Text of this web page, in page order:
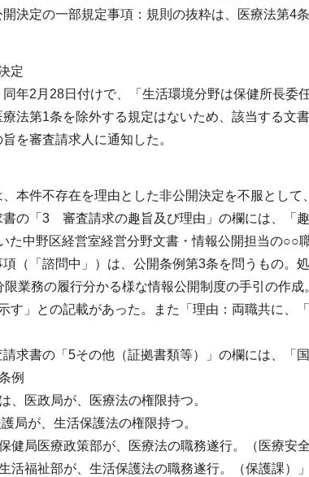
決定の一部規定事項：規則の抜粋は、医療法第4
定
年2月28日付けで、「生活環境分野は保健所長委
法第1条を除外する規定はないため、該当する文
を審査請求人に通知した。
本件不存在を理由とした非公開決定を不服とし
書の「3 審査請求の趣旨及び理由」の欄には、「
た中野区経営室経営分野文書・情報公開担当の
（「諮問中」）は、公開条例第3条を問うもの。
限業務の履行分かる様な情報公開制度の手引の作
す」との記載があった。また「理由：両職共に、
求書の「5その他（証拠書類等）」の欄には、「
例
医政局が、医療法の権限持つ。
が、生活保護法の権限持つ。
局医療政策部が、医療法の職務遂行。（医療安全
祉部が、生活保護法の職務遂行。（保護課）」